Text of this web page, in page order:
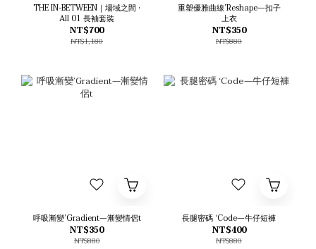
THE IN-BETWEEN｜場域之間 •
All 01 長袖套裝
NT$700
NT$1,180
重塑優雅曲線’Reshape—扣子
上衣
NT$350
NT$880
呼吸漸變’Gradient—漸變情侶t
NT$350
NT$880
長腿密碼 ‘Code—牛仔短褲
NT$400
NT$880